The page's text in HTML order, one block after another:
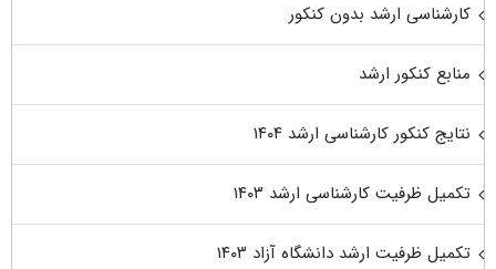
کارشناسی ارشد بدون کنکور
منابع کنکور ارشد
نتایج کنکور کارشناسی ارشد ۱۴۰۴
تکمیل ظرفیت کارشناسی ارشد ۱۴۰۳
تکمیل ظرفیت ارشد دانشگاه آزاد ۱۴۰۳